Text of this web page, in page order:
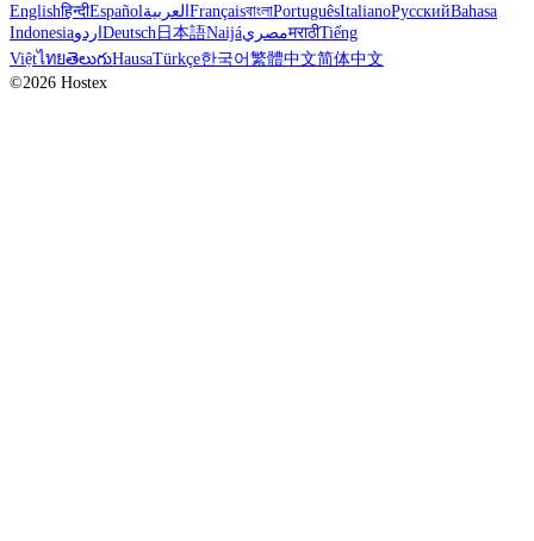
Englishहिन्दीEspañolالعربيةFrançaisবাংলাPortuguêsItalianoРусскийBahasa
IndonesiaاردوDeutsch日本語NaijáمصريमराठीTiếng
ViệtไทยతెలుగుHausaTürkçe한국어繁體中文简体中文
©2026 Hostex